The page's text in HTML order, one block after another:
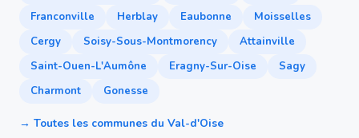
Franconville
Herblay Eaubonne
Moisselles
Cergy
Soisy-Sous-Montmorency
Attainville
Saint-Ouen-L'Aumône
Eragny-Sur-Oise
Sagy
Charmont
Gonesse
→ Toutes les communes du Val-d'Oise